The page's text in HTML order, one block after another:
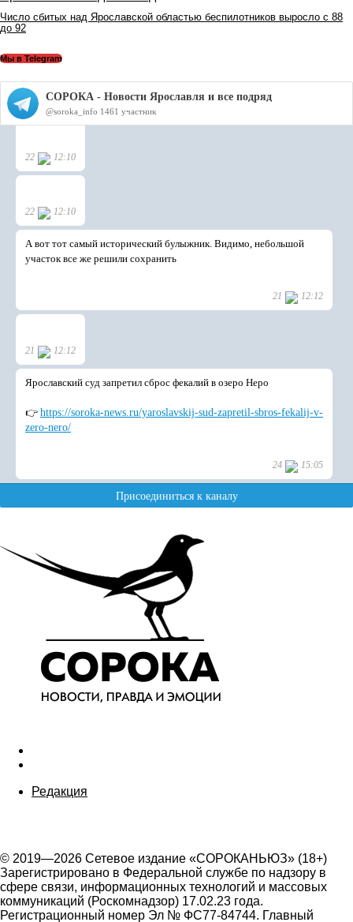
Число сбитых над Ярославской областью беспилотников выросло с 88
до 92
Мы в Telegram
Редакция
© 2019—2026 Сетевое издание «СОРОКАНЬЮЗ» (18+)
Зарегистрировано в Федеральной службе по надзору в
сфере связи, информационных технологий и массовых
коммуникаций (Роскомнадзор) 17.02.23 года.
Регистрационный номер Эл № ФС77-84744. Главный